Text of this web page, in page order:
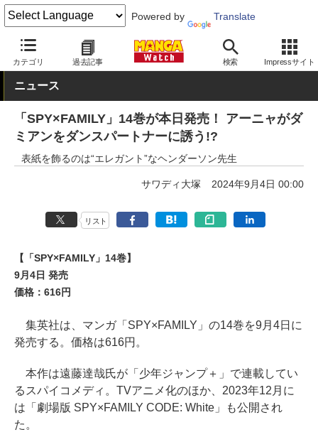
Powered by Translate
カテゴリ 過去記事 検索 Impressサイト
MANGA Watch 少年 SPY×FAMILY
ニュース
「SPY×FAMILY」14巻が本日発売！ アーニャがダ
ミアンをダンスパートナーに誘う!?
表紙を飾るのは“エレガント”なヘンダーソン先生
サワディ大塚 2024年9月4日 00:00
リスト
【「SPY×FAMILY」14巻】
9月4日 発売
価格：616円
集英社は、マンガ「SPY×FAMILY」の14巻を9月4日に
発売する。価格は616円。
本作は遠藤達哉氏が「少年ジャンプ＋」で連載してい
るスパイコメディ。TVアニメ化のほか、2023年12月に
は「劇場版 SPY×FAMILY CODE: White」も公開され
た。